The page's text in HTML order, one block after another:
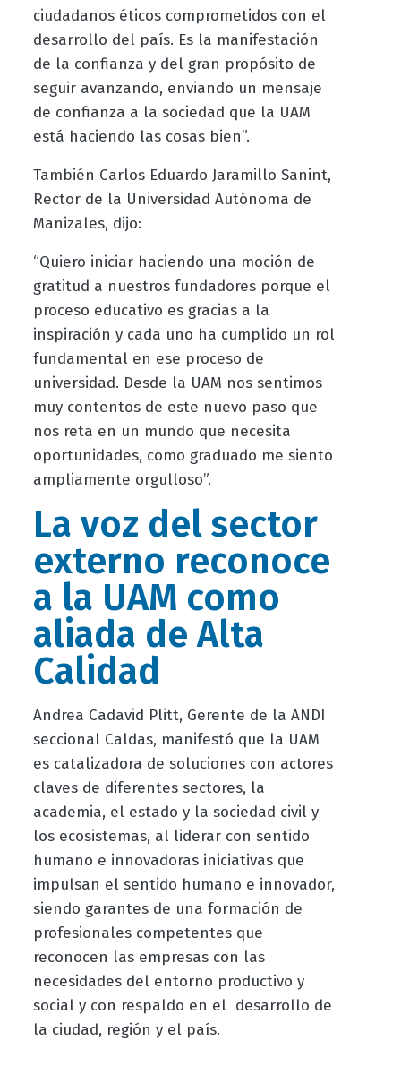
ciudadanos éticos comprometidos con el
desarrollo del país. Es la manifestación
de la confianza y del gran propósito de
seguir avanzando, enviando un mensaje
de confianza a la sociedad que la UAM
está haciendo las cosas bien”.
También Carlos Eduardo Jaramillo Sanint,
Rector de la Universidad Autónoma de
Manizales, dijo:
“Quiero iniciar haciendo una moción de
gratitud a nuestros fundadores porque el
proceso educativo es gracias a la
inspiración y cada uno ha cumplido un rol
fundamental en ese proceso de
universidad. Desde la UAM nos sentimos
muy contentos de este nuevo paso que
nos reta en un mundo que necesita
oportunidades, como graduado me siento
ampliamente orgulloso”.
La voz del sector
externo reconoce
a la UAM como
aliada de Alta
Calidad
Andrea Cadavid Plitt, Gerente de la ANDI
seccional Caldas, manifestó que la UAM
es catalizadora de soluciones con actores
claves de diferentes sectores, la
academia, el estado y la sociedad civil y
los ecosistemas, al liderar con sentido
humano e innovadoras iniciativas que
impulsan el sentido humano e innovador,
siendo garantes de una formación de
profesionales competentes que
reconocen las empresas con las
necesidades del entorno productivo y
social y con respaldo en el desarrollo de
la ciudad, región y el país.